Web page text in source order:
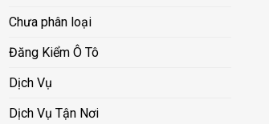
Chưa phân loại
Đăng Kiểm Ô Tô
Dịch Vụ
Dịch Vụ Tận Nơi